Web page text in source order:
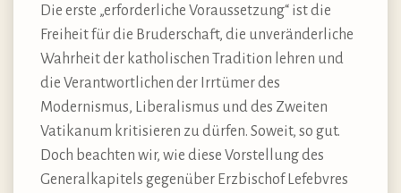
Die erste „erforderliche Voraussetzung“ ist die
Freiheit für die Bruderschaft, die unveränderliche
Wahrheit der katholischen Tradition lehren und
die Verantwortlichen der Irrtümer des
Modernismus, Liberalismus und des Zweiten
Vatikanum kritisieren zu dürfen. Soweit, so gut.
Doch beachten wir, wie diese Vorstellung des
Generalkapitels gegenüber Erzbischof Lefebvres